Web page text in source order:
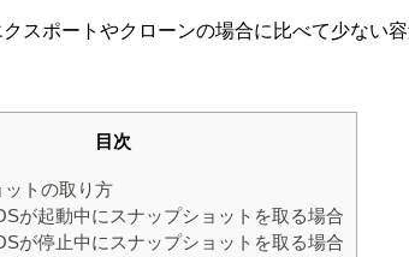
クスポートやクローンの場合に比べて少ない
目次
ットの取り方
が起動中にスナップショットを取る場合
が停止中にスナップショットを取る場合